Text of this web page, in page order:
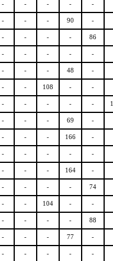
- - - - -
- - - 90 -
- - - - 86
- - - - -
- - - 48 -
- - 108 - -
- - - - -
- - - 69 -
- - - 166 -
- - - - -
- - - 164 -
- - - - 74
- - 104 - -
- - - - 88
- - - 77 -
- - - - -